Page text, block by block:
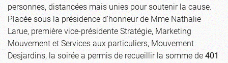
personnes, distancées mais unies pour soutenir la cause.
Placée sous la présidence d’honneur de Mme Nathalie
Larue, première vice-présidente Stratégie, Marketing
Mouvement et Services aux particuliers, Mouvement
Desjardins, la soirée a permis de recueillir la somme de401